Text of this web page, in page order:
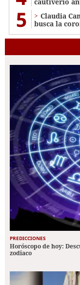
5
Claudia
busca la
PREDICCIONES
Horóscopo de hoy:
zodiaco